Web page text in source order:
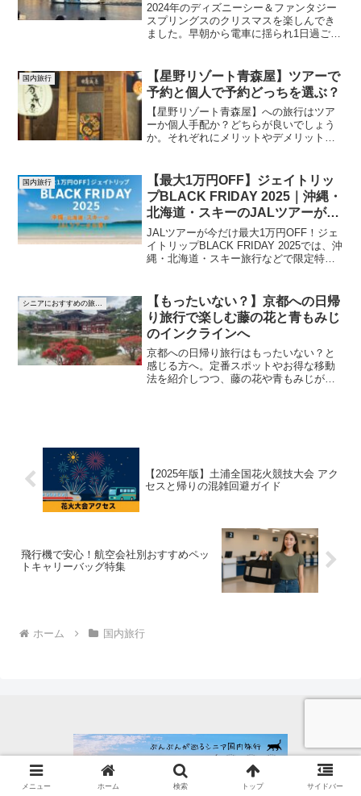
2024年のディズニーシー＆ファンタジー
スプリングスのクリスマスを楽しんでき
ました。早朝から電車に揺られ1日過ごし
のアトラクション。時間を有効に使い上
手にプランを組んでくれた娘に感謝して
います。
国内旅行
【星野リゾート青森屋】ツアーで
予約と個人で予約どっちを選ぶ？
【星野リゾート青森屋】への旅行はツア
ーか個人手配か？どちらが良いでしょう
か。それぞれにメリットやデメリットが
で決めたためキャンセル不可の予約だっ
たりと色々気を使いました。楽しい旅行
は行く前の準備が大切です。
国内旅行
【最大1万円OFF】ジェイトリッ
プBLACK FRIDAY 2025｜沖縄・
北海道・スキーのJALツアーがお
得！
JALツアーが今だけ最大1万円OFF！ジェ
イトリップBLACK FRIDAY 2025では、沖
縄・北海道・スキー旅行などで限定特典
【もったいない？】京都への日帰
り旅行で楽しむ藤の花と青もみじ
のインクラインへ
京都への日帰り旅行はもったいない？と
感じる方へ。定番スポットやお得な移動
法を紹介しつつ、藤の花や青もみじが美
【2025年版】土浦全国花火競技大会 アク
セスと帰りの混雑回避ガイド
飛行機で安心！航空会社別おすすめペッ
トキャリーバッグ特集
ホーム 国内旅行
ホーム プライバシーポリシー
メニュー ホーム 検索 トップ サイドバー